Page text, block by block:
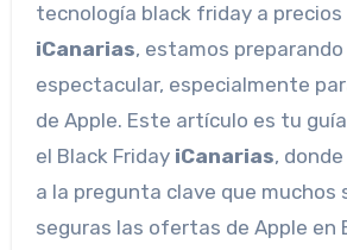
tecnología black friday a precios
iCanarias, estamos
espectacular, especialmente
de Apple. Este artículo es tu
el Black Friday iCanarias,
a la pregunta clave que muchos
seguras las ofertas de Apple en